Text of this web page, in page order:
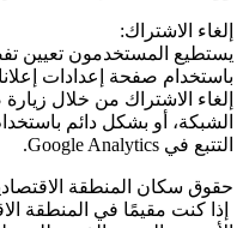
إلغاء الاشتراك:
باستخدام صفحة إعدادات
إلغاء الاشتراك من خلال
الشبكة، أو بشكل دائم
التتبع في Google Analytics
.
حقوق سكان المنطقة
إذا كنت مقيمًا في المنطقة